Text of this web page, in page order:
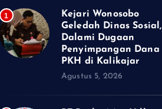
1
Kejari Wonosobo
Geledah Dinas Sosial,
Dalami Dugaan
Penyimpangan Dana
PKH di Kalikajar
Agustus 5, 2026